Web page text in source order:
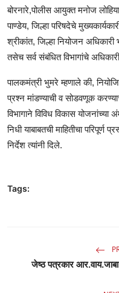
बोरनारे,पोलीस आयुक्त मनोज
पाण्डेय, जिल्हा परिषदेचे
श्रीकांत, जिल्हा नियोजन अधिकारी
तसेच सर्व संबंधित विभागांचे
पालकमंत्री भुमरे म्हणाले की,
प्रश्न मांडण्याची व सोडवणूक
विभागाने विविध विकास योजनांच्या
निधी याबाबतची माहितीचा परिपूर्ण
निर्देश त्यांनी दिले.
Tags:
जेष्ठ पत्रकार